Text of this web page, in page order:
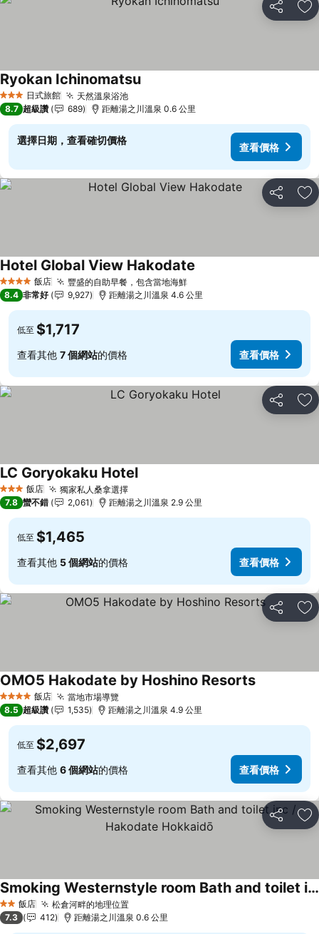
分享 加
3 星級 日式旅館 天然溫泉浴池
Ryokan Ichinomatsu
8.7 超級讚 689 距離湯之川溫泉 0.6 公里
選擇日期，查看確切價格
查看價格
分享 加
4 星級 飯店 豐盛的自助早餐，包含當地海鮮
Hotel Global View Hakodate
8.4 非常好 9,927 距離湯之川溫泉 4.6 公里
低至 $1,717
查看其他 7 個網站的價格 查看價格
分享 加
3 星級 飯店 獨家私人桑拿選擇
LC Goryokaku Hotel
7.8 蠻不錯 2,061 距離湯之川溫泉 2.9 公里
低至 $1,465
查看其他 5 個網站的價格 查看價格
分享 加
4 星級 飯店 當地市場導覽
OMO5 Hakodate by Hoshino Resorts
8.5 超級讚 1,535 距離湯之川溫泉 4.9 公里
低至 $2,697
查看其他 6 個網站的價格 查看價格
分享 加
2 星級飯店 松倉河畔的地理位置
Smoking Westernstyle room Bath and toilet inc / Hakodate Hokkaidō
7.3 412 距離湯之川溫泉 0.6 公里